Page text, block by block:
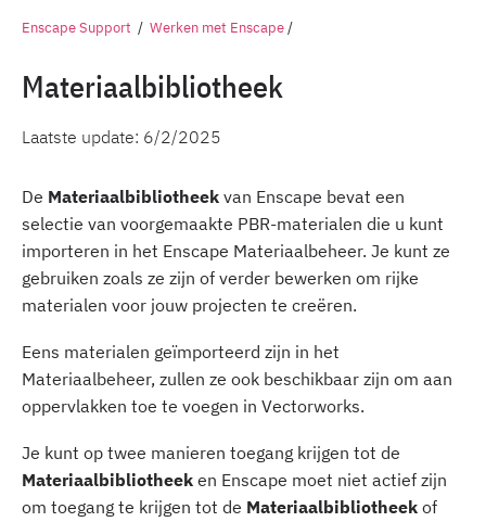
Enscape Support / Werken met Enscape/
Materiaalbibliotheek
Laatste update: 6/2/2025
De Materiaalbibliotheek van Enscape bevat een
selectie van voorgemaakte PBR-materialen die u kunt
importeren in het Enscape Materiaalbeheer. Je kunt ze
gebruiken zoals ze zijn of verder bewerken om rijke
materialen voor jouw projecten te creëren.
Eens materialen geïmporteerd zijn in het
Materiaalbeheer, zullen ze ook beschikbaar zijn om aan
oppervlakken toe te voegen in Vectorworks.
Je kunt op twee manieren toegang krijgen tot de
Materiaalbibliotheek en Enscape moet niet actief zijn
om toegang te krijgen tot de Materiaalbibliotheek of